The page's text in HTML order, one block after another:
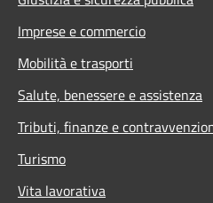
Imprese e commercio
Mobilità e trasporti
Salute, benessere e assistenza
Tributi, finanze e
Turismo
Vita lavorativa